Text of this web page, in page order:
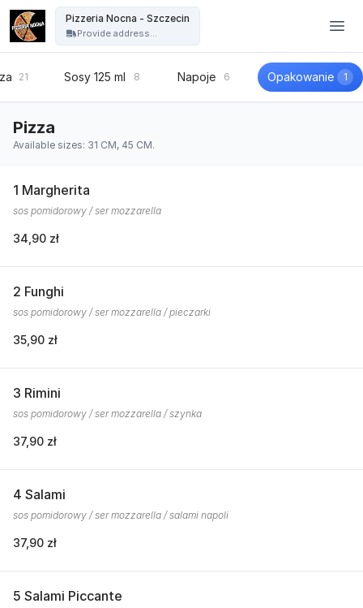
Pizzeria Nocna - Szczecin
Provide address...
21 Sosy 125 ml 8 Napoje 6 Opakowanie 1
Pizza
Available sizes: 31 CM, 45 CM.
1 Margherita
sos pomidorowy / ser mozzarella
34,90 zł
2 Funghi
sos pomidorowy / ser mozzarella / pieczarki
35,90 zł
3 Rimini
sos pomidorowy / ser mozzarella / szynka
37,90 zł
4 Salami
sos pomidorowy / ser mozzarella / salami napoli
37,90 zł
5 Salami Piccante